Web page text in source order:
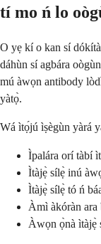
tí mo ń lo
O yẹ kí o kan sí
dáhùn sí agbára
mú àwọn antibody
yàtọ̀.
Wá ìtọ́jú ìṣègùn yàrá
Ìpalára orí tàbí
Ìtàjẹ̀ sílẹ̀ inú
Ìtàjẹ̀ sílẹ̀ tó ń
Àmì àkóràn
Àwọn ọ̀nà ìtàjẹ̀